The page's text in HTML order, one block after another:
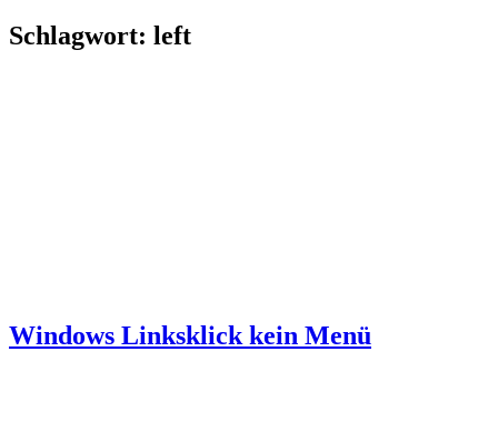
Schlagwort: left
Windows Linksklick kein Menü